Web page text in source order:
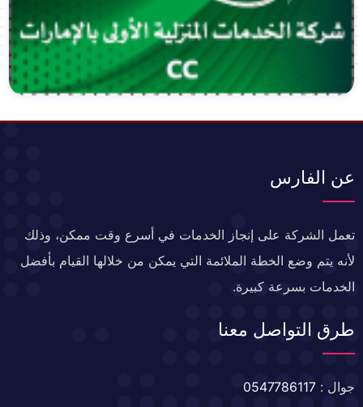
عن الفارس
تعمل الشركة على إنجاز الخدمات في أسرع وقت ممكن، وذلك
لأنه يتم وضع الخطة الملائمة التي يمكن من خلالها القيام بأفضل
الخدمات بسرعة كبيرة.
طرق التواصل معنا
جوال : 0547786117